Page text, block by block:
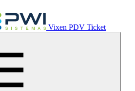
Vixen PDV Ticket